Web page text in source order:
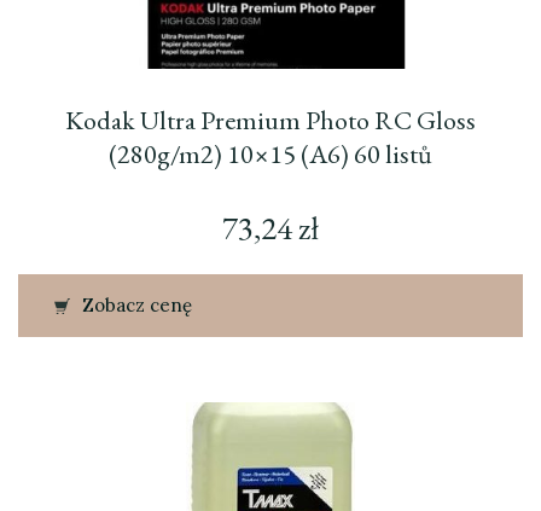
Kodak Ultra Premium Photo RC Gloss
(280g/m2) 10×15 (A6) 60 listů
73,24zł
Zobacz cenę